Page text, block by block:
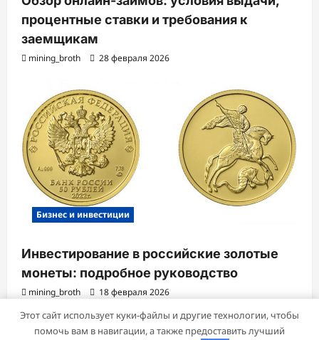
процентные ставки и требования к
заемщикам
mining_broth 28 февраля 2026
Бизнес и инвестиции
Инвестирование в российские золотые
монеты: подробное руководство
mining_broth 18 февраля 2026
Этот сайт использует куки-файлы и другие технологии, чтобы
помочь вам в навигации, а также предоставить лучший